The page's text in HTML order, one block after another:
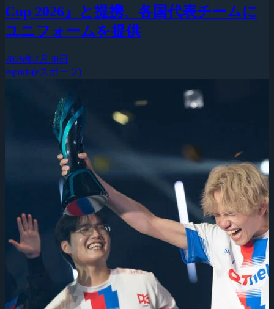
Cup 2026』と提携、各国代表チームに
ユニフォームを提供
2026年7月30日
esports(eスポーツ)